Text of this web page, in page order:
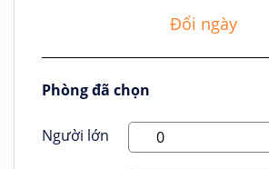
Đổi ngày
Phòng đã chọn
Người lớn